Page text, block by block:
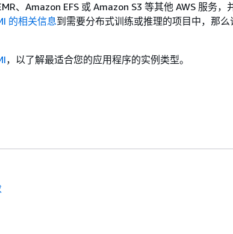
、Amazon EFS 或 Amazon S3 等其他 AWS 服务，
的相关信息到需要分布式训练或推理的项目中，那
，以了解最适合您的应用程序的实例类型。